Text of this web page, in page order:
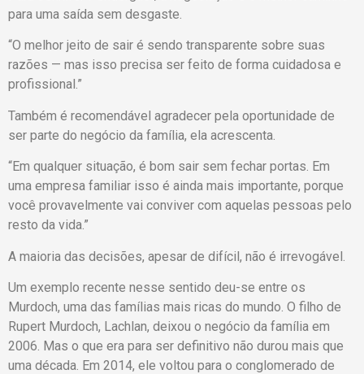
para uma saída sem desgaste.
“O melhor jeito de sair é sendo transparente sobre suas
razões — mas isso precisa ser feito de forma cuidadosa e
profissional.”
Também é recomendável agradecer pela oportunidade de
ser parte do negócio da família, ela acrescenta.
“Em qualquer situação, é bom sair sem fechar portas. Em
uma empresa familiar isso é ainda mais importante, porque
você provavelmente vai conviver com aquelas pessoas pelo
resto da vida.”
A maioria das decisões, apesar de difícil, não é irrevogável.
Um exemplo recente nesse sentido deu-se entre os
Murdoch, uma das famílias mais ricas do mundo. O filho de
Rupert Murdoch, Lachlan, deixou o negócio da família em
2006. Mas o que era para ser definitivo não durou mais que
uma década. Em 2014, ele voltou para o conglomerado de